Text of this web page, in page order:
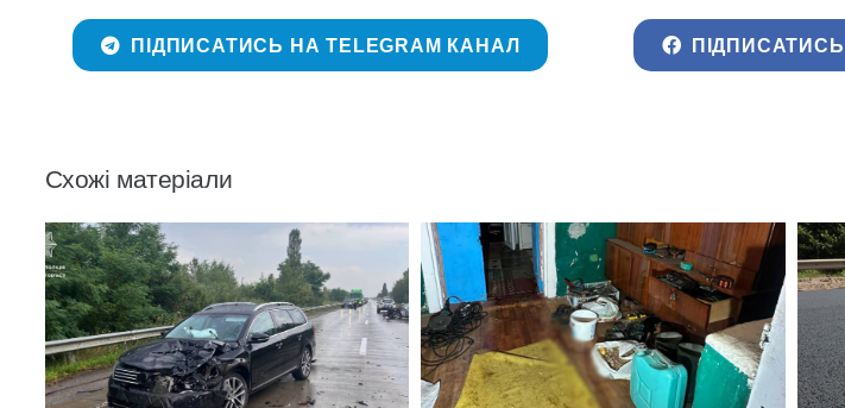
ПІДПИСАТИСЬ НА TELEGRAM КАНАЛ ПІДПИСАТИСЬ
Схожі матеріали